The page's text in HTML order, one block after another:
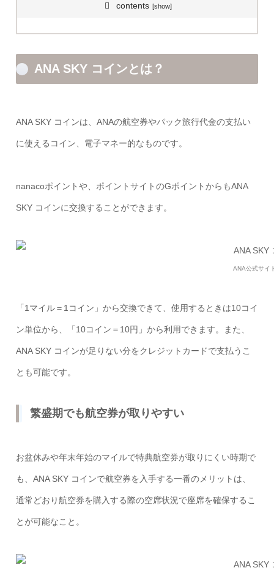
contents
ANA SKY コインとは？
ANA SKY コインは、ANAの航空券やパック旅行代金の支払い
に使えるコイン、電子マネー的なものです。
nanacoポイントや、ポイントサイトのGポイントからもANA
SKY コインに交換することができます。
ANA公式サイ
「1マイル＝1コイン」から交換できて、使用するときは10コイ
ン単位から、「10コイン＝10円」から利用できます。また、
ANA SKY コインが足りない分をクレジットカードで支払うこ
とも可能です。
繁盛期でも航空券が取りやすい
お盆休みや年末年始のマイルで特典航空券が取りにくい時期で
も、ANA SKY コインで航空券を入手する一番のメリットは、
通常どおり航空券を購入する際の空席状況で座席を確保するこ
とが可能なこと。